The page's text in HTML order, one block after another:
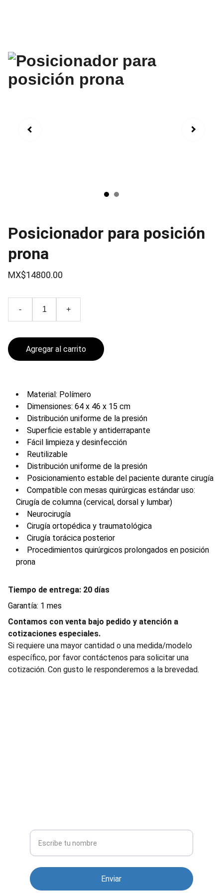
Posicionador para posición
prona
MX$14800.00
- +
Agregar al carrito
Material: Polímero
Dimensiones: 64 x 46 x 15 cm
Distribución uniforme de la presión
Superficie estable y antiderrapante
Fácil limpieza y desinfección
Reutilizable
Distribución uniforme de la presión
Posicionamiento estable del paciente durante cirugía
Compatible con mesas quirúrgicas estándar uso:
Cirugía de columna (cervical, dorsal y lumbar)
Neurocirugía
Cirugía ortopédica y traumatológica
Cirugía torácica posterior
Procedimientos quirúrgicos prolongados en posición
prona
Tiempo de entrega: 20 días
Garantía: 1 mes
Contamos con venta bajo pedido y atención a
cotizaciones especiales.
Si requiere una mayor cantidad o una medida/modelo
específico, por favor contáctenos para solicitar una
cotización. Con gusto le responderemos a la brevedad.
Enviar